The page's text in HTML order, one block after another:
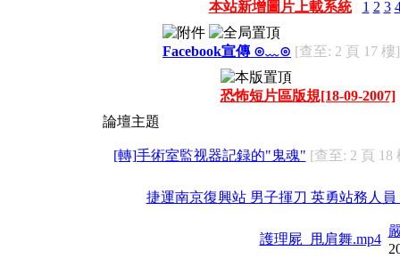
本站新增圖片上載系統 1 2 3
Facebook宣傳 ⊙﹏⊙ [查至: 2 頁 17 樓]
恐怖短片區版規[18-09-2007]
論壇主題
[轉]手術室監视器記録的"鬼魂" [查至: 2 頁 18
捷運南京復興站 男子揮刀 英勇站務人員
護理屍_甩肩舞.mp4